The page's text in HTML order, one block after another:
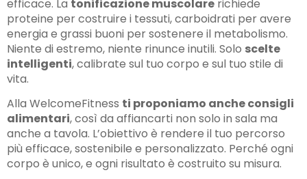
efficace. La tonificazione muscolare richiede
proteine per costruire i tessuti, carboidrati per avere
energia e grassi buoni per sostenere il metabolismo.
Niente di estremo, niente rinunce inutili. Solo scelte
intelligenti, calibrate sul tuo corpo e sul tuo stile di
vita.
Alla WelcomeFitness ti proponiamo anche consigli
alimentari, così da affiancarti non solo in sala ma
anche a tavola. L’obiettivo è rendere il tuo percorso
più efficace, sostenibile e personalizzato. Perché ogni
corpo è unico, e ogni risultato è costruito su misura.